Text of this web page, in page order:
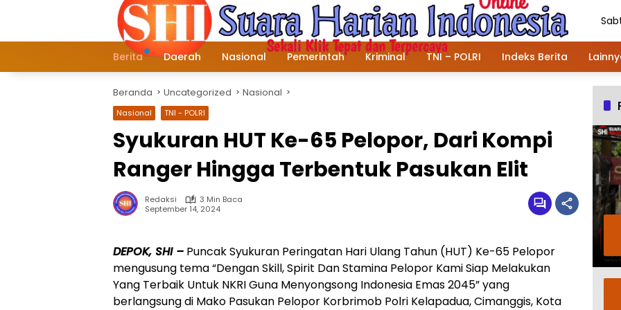
2026
Berita Daerah Nasional Pemerintah Kriminal TNI – POLRI Indeks Berita
Beranda Uncategorized Nasional
Nasional TNI - POLRI
Syukuran HUT Ke-65 Pelopor, Dari Kompi
Ranger Hingga Terbentuk Pasukan Elit
Redaksi
3 Min Baca
September 14, 2024
DEPOK, SHI – Puncak Syukuran Peringatan Hari Ulang Tahun (HUT) Ke-65 Pelopor
mengusung tema “Dengan Skill, Spirit Dan Stamina Pelopor Kami Siap Melakukan
Yang Terbaik Untuk NKRI Guna Menyongsong Indonesia Emas 2045” yang
berlangsung di Mako Pasukan Pelopor Korbrimob Polri Kelapadua, Cimanggis, Kota